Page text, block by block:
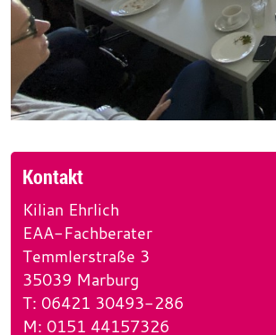
Kontakt
Kilian Ehrlich
EAA-Fachberater
Temmlerstraße 3
35039 Marburg
Te
l
: 06421 30493-286
Mo
: 0151 44157326